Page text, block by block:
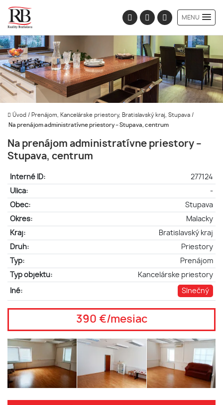
MENU
Úvod / Prenájom, Kancelárske priestory, Bratislavský kraj, Stupava /
Na prenájom administratívne priestory – Stupava, centrum
Na prenájom administratívne priestory –
Stupava, centrum
Interné ID:
277124
Ulica:
-
Obec:
Stupava
Okres:
Malacky
Kraj:
Bratislavský kraj
Druh:
Priestory
Typ:
Prenájom
Typ objektu:
Kancelárske priestory
Iné: Slnečný
390 €/mesiac